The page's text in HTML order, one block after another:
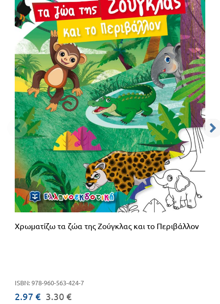
Χρωματίζω τα ζώα της Ζούγκλας και το Περιβάλλον
ISBN: 978-960-563-424-7
2.97 € 3.30 €